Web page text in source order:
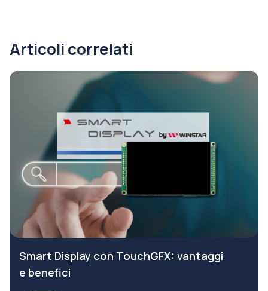
Articoli correlati
Smart Display con TouchGFX: vantaggi
e benefici